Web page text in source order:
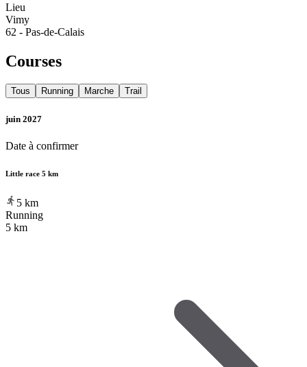
Lieu
Vimy
62 - Pas-de-Calais
Courses
Tous Running Marche Trail
juin 2027
Date à confirmer
Little race 5 km
5 km
Running
5 km